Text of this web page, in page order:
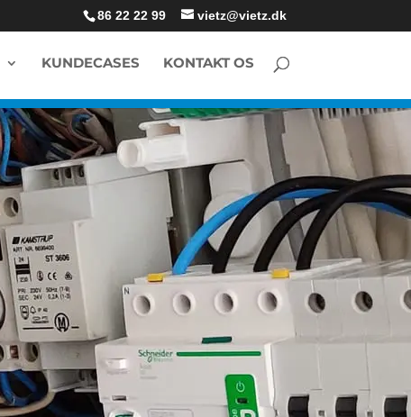
86 22 22 99 vietz@vietz.dk
KUNDECASES KONTAKT OS